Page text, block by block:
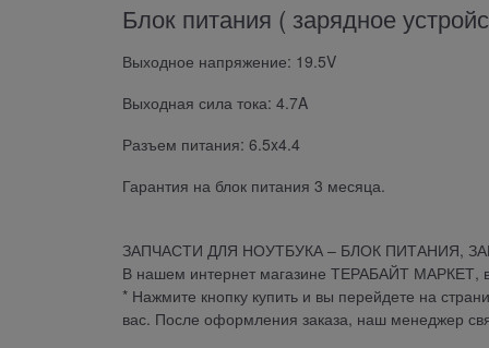
Блок питания ( зарядное
Выходное напряжение: 19.5V
Выходная сила тока: 4.7A
Разъем питания: 6.5x4.4
Гарантия на блок питания 3 месяца.
ЗАПЧАСТИ ДЛЯ НОУТБУКА – БЛОК ПИТАНИЯ,
В нашем интернет магазине ТЕРАБАЙТ МАРКЕТ,
* Нажмите кнопку купить и вы перейдете на
вас. После оформления заказа, наш менеджер